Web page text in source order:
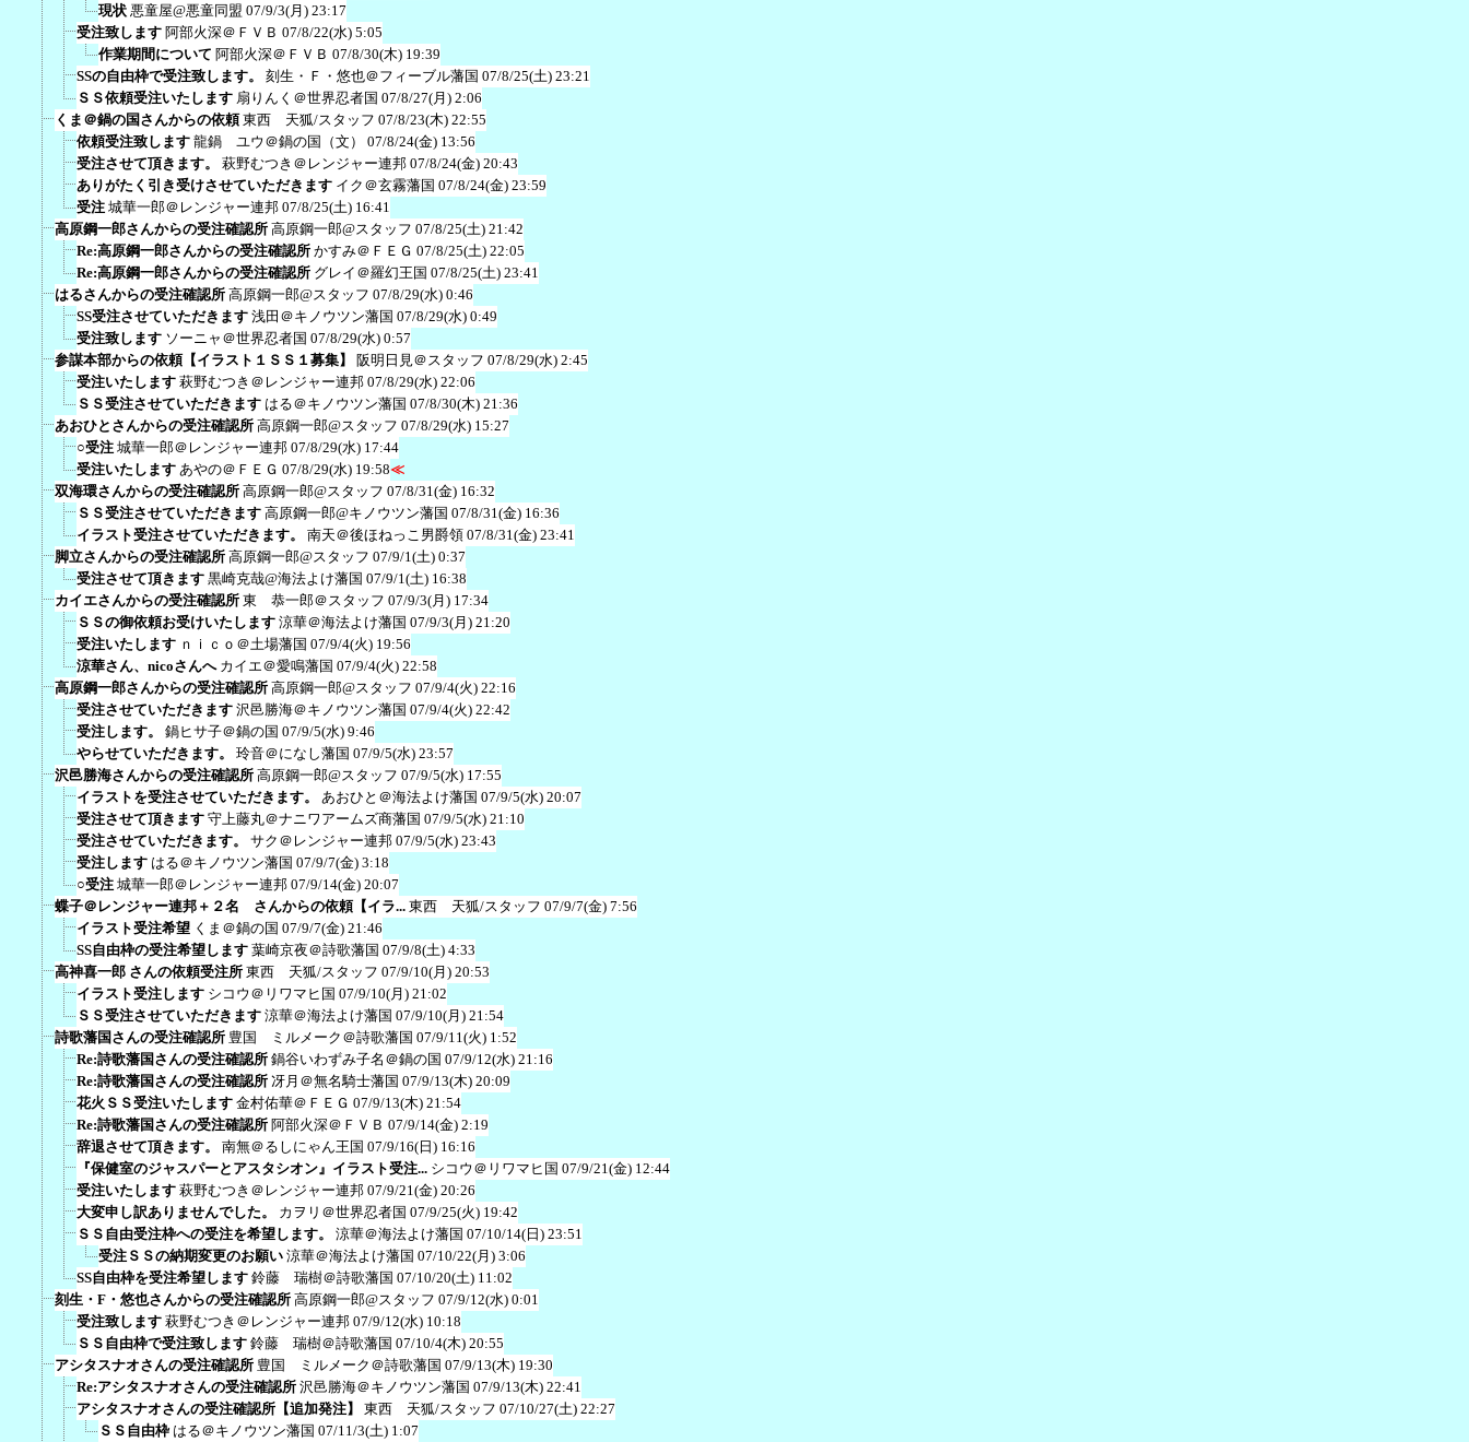
現状 悪童屋@悪童同盟 07/9/3(月) 23:17
受注致します 阿部火深＠ＦＶＢ 07/8/22(水) 5:05
作業期間について 阿部火深＠ＦＶＢ 07/8/30(木) 19:39
SSの自由枠で受注致します。
刻生・Ｆ・悠也＠フィーブル藩国 07/8/25(土) 23:21
ＳＳ依頼受注いたします 扇りんく＠世界忍者国 07/8/27(月) 2:06
くま＠鍋の国さんからの依頼 東西 天狐/スタッフ 07/8/23(木) 22:55
依頼受注致します 龍鍋 ユウ＠鍋の国（文）
07/8/24(金) 13:56
受注させて頂きます。
萩野むつき＠レンジャー連邦 07/8/24(金) 20:43
ありがたく引き受けさせていただきます イク＠玄霧藩国 07/8/24(金) 23:59
受注 城華一郎＠レンジャー連邦 07/8/25(土) 16:41
高原鋼一郎さんからの受注確認所 高原鋼一郎@スタッフ 07/8/25(土) 21:42
Re:高原鋼一郎さんからの受注確認所 かすみ＠ＦＥＧ 07/8/25(土) 22:05
Re:高原鋼一郎さんからの受注確認所 グレイ＠羅幻王国 07/8/25(土) 23:41
はるさんからの受注確認所 高原鋼一郎@スタッフ 07/8/29(水) 0:46
SS受注させていただきます 浅田＠キノウツン藩国 07/8/29(水) 0:49
受注致します ソーニャ＠世界忍者国 07/8/29(水) 0:57
参謀本部からの依頼【イラスト１ＳＳ１募集】
阪明日見＠スタッフ 07/8/29(水) 2:45
受注いたします 萩野むつき＠レンジャー連邦 07/8/29(水) 22:06
ＳＳ受注させていただきます はる＠キノウツン藩国 07/8/30(木) 21:36
あおひとさんからの受注確認所 高原鋼一郎@スタッフ 07/8/29(水) 15:27
○受注 城華一郎＠レンジャー連邦 07/8/29(水) 17:44
受注いたします あやの＠ＦＥＧ 07/8/29(水) 19:58≪
双海環さんからの受注確認所 高原鋼一郎@スタッフ 07/8/31(金) 16:32
ＳＳ受注させていただきます 高原鋼一郎@キノウツン藩国 07/8/31(金) 16:36
イラスト受注させていただきます。
南天＠後ほねっこ男爵領 07/8/31(金) 23:41
脚立さんからの受注確認所 高原鋼一郎@スタッフ 07/9/1(土) 0:37
受注させて頂きます 黒崎克哉@海法よけ藩国 07/9/1(土) 16:38
カイエさんからの受注確認所 東 恭一郎＠スタッフ 07/9/3(月) 17:34
ＳＳの御依頼お受けいたします 涼華＠海法よけ藩国 07/9/3(月) 21:20
受注いたします ｎｉｃｏ＠土場藩国 07/9/4(火) 19:56
涼華さん、nicoさんへ カイエ＠愛鳴藩国 07/9/4(火) 22:58
高原鋼一郎さんからの受注確認所 高原鋼一郎@スタッフ 07/9/4(火) 22:16
受注させていただきます 沢邑勝海＠キノウツン藩国 07/9/4(火) 22:42
受注します。
鍋ヒサ子＠鍋の国 07/9/5(水) 9:46
やらせていただきます。
玲音＠になし藩国 07/9/5(水) 23:57
沢邑勝海さんからの受注確認所 高原鋼一郎@スタッフ 07/9/5(水) 17:55
イラストを受注させていただきます。
あおひと＠海法よけ藩国 07/9/5(水) 20:07
受注させて頂きます 守上藤丸＠ナニワアームズ商藩国 07/9/5(水) 21:10
受注させていただきます。
サク＠レンジャー連邦 07/9/5(水) 23:43
受注します はる＠キノウツン藩国 07/9/7(金) 3:18
○受注 城華一郎＠レンジャー連邦 07/9/14(金) 20:07
蝶子＠レンジャー連邦＋２名 さんからの依頼【イラ... 東西 天狐/スタッフ 07/9/7(金) 7:56
イラスト受注希望 くま＠鍋の国 07/9/7(金) 21:46
SS自由枠の受注希望します 葉崎京夜＠詩歌藩国 07/9/8(土) 4:33
高神喜一郎 さんの依頼受注所 東西 天狐/スタッフ 07/9/10(月) 20:53
イラスト受注します シコウ＠リワマヒ国 07/9/10(月) 21:02
ＳＳ受注させていただきます 涼華＠海法よけ藩国 07/9/10(月) 21:54
詩歌藩国さんの受注確認所 豊国 ミルメーク＠詩歌藩国 07/9/11(火) 1:52
Re:詩歌藩国さんの受注確認所 鍋谷いわずみ子名＠鍋の国 07/9/12(水) 21:16
Re:詩歌藩国さんの受注確認所 冴月＠無名騎士藩国 07/9/13(木) 20:09
花火ＳＳ受注いたします 金村佑華＠ＦＥＧ 07/9/13(木) 21:54
Re:詩歌藩国さんの受注確認所 阿部火深＠ＦＶＢ 07/9/14(金) 2:19
辞退させて頂きます。
南無＠るしにゃん王国 07/9/16(日) 16:16
『保健室のジャスパーとアスタシオン』イラスト受注... シコウ＠リワマヒ国 07/9/21(金) 12:44
受注いたします 萩野むつき＠レンジャー連邦 07/9/21(金) 20:26
大変申し訳ありませんでした。
カヲリ＠世界忍者国 07/9/25(火) 19:42
ＳＳ自由受注枠への受注を希望します。
涼華＠海法よけ藩国 07/10/14(日) 23:51
受注ＳＳの納期変更のお願い 涼華＠海法よけ藩国 07/10/22(月) 3:06
SS自由枠を受注希望します 鈴藤 瑞樹＠詩歌藩国 07/10/20(土) 11:02
刻生・F・悠也さんからの受注確認所 高原鋼一郎@スタッフ 07/9/12(水) 0:01
受注致します 萩野むつき＠レンジャー連邦 07/9/12(水) 10:18
ＳＳ自由枠で受注致します 鈴藤 瑞樹＠詩歌藩国 07/10/4(木) 20:55
アシタスナオさんの受注確認所 豊国 ミルメーク＠詩歌藩国 07/9/13(木) 19:30
Re:アシタスナオさんの受注確認所 沢邑勝海＠キノウツン藩国 07/9/13(木) 22:41
アシタスナオさんの受注確認所【追加発注】
東西 天狐/スタッフ 07/10/27(土) 22:27
ＳＳ自由枠 はる＠キノウツン藩国 07/11/3(土) 1:07